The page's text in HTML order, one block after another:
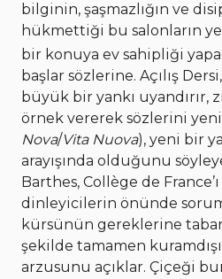
bilginin, şaşmazlığın ve
hükmettiği bu salonların
bir konuya ev sahipliği
başlar sözlerine. Açılış
büyük bir yankı uyandırır,
örnek vererek sözlerini
Nova/Vita Nuova), yeni bir
arayışında olduğunu
Barthes, Collège de
dinleyicilerin önünde
kürsünün gereklerine
şekilde tamamen
arzusunu açıklar. Çiçeği